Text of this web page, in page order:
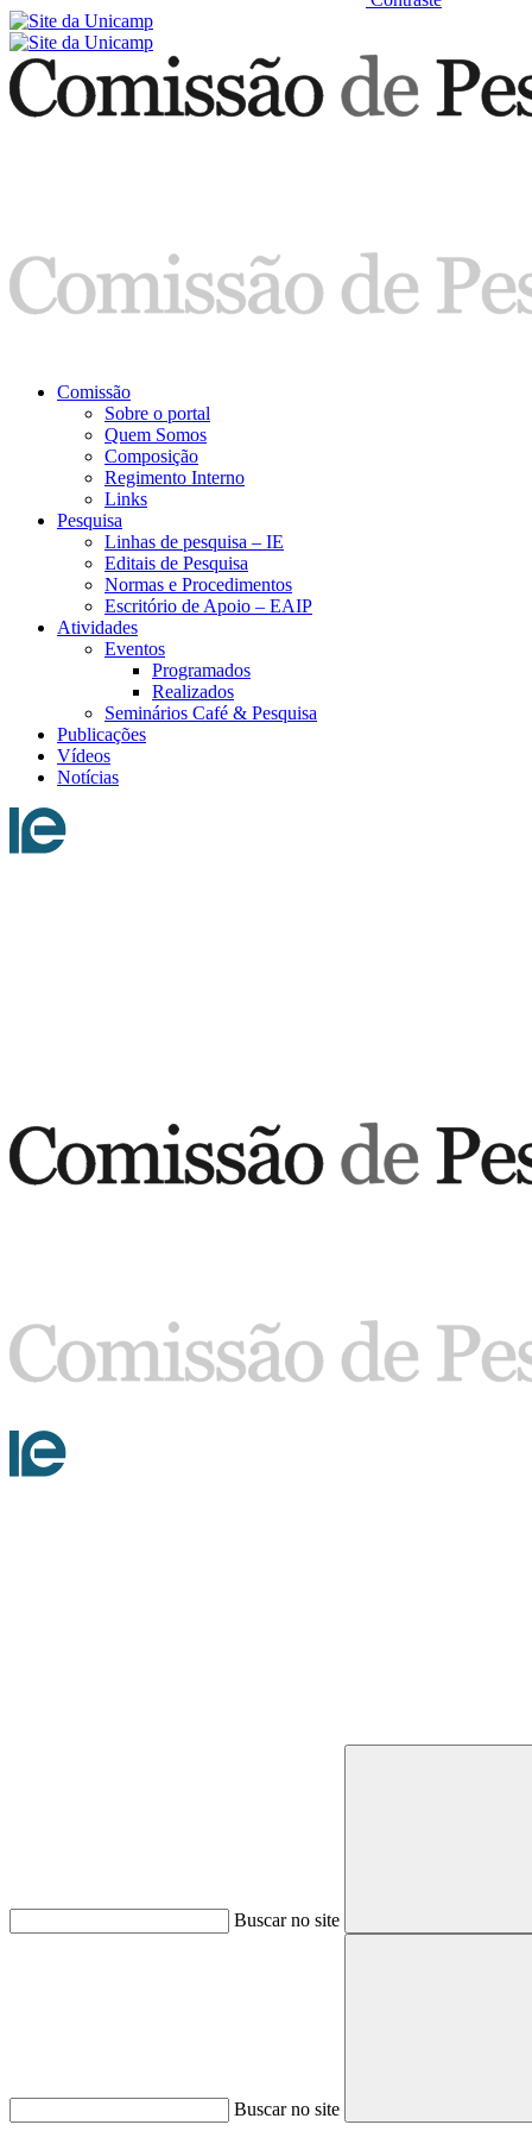
Comissão
Sobre o portal
Quem Somos
Composição
Regimento Interno
Links
Pesquisa
Linhas de pesquisa – IE
Editais de Pesquisa
Normas e Procedimentos
Escritório de Apoio – EAIP
Atividades
Eventos
Programados
Realizados
Seminários Café & Pesquisa
Publicações
Vídeos
Notícias
Buscar no site
Buscar no site